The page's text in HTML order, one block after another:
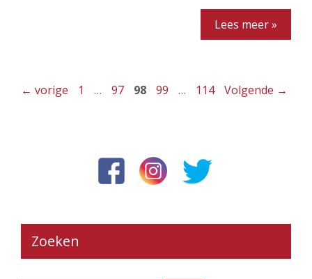
Lees meer »
← vorige Pagina
1 … Pagina
97 Pagina
98 Pagina
99 … Pagina
114 Volgende →
Zoeken